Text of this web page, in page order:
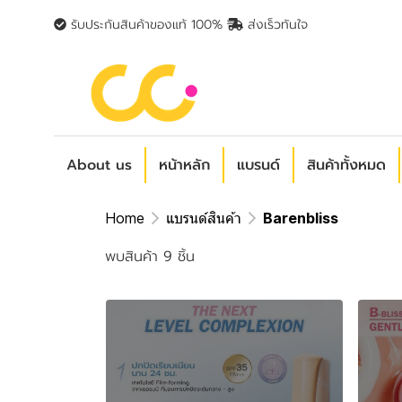
รับประกันสินค้าของแท้ 100% ส่งเร็วทันใจ
About us หน้าหลัก แบรนด์ สินค้าทั้งหมด
Home แบรนด์สินค้า Barenbliss
พบสินค้า 9 ชิ้น